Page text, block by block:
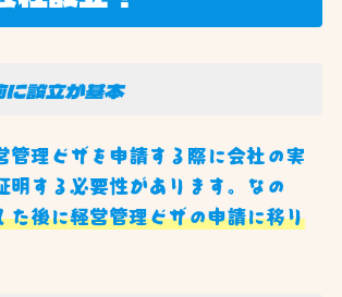
設立が基本
管理ビザを申請する際に会社の実
明する必要性があります。なの
た後に経営管理ビザの申請に移り